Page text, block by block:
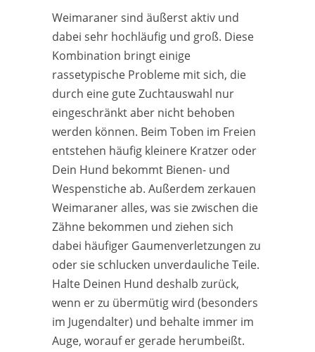
Weimaraner sind äußerst aktiv und
dabei sehr hochläufig und groß. Diese
Kombination bringt einige
rassetypische Probleme mit sich, die
durch eine gute Zuchtauswahl nur
eingeschränkt aber nicht behoben
werden können. Beim Toben im Freien
entstehen häufig kleinere Kratzer oder
Dein Hund bekommt Bienen- und
Wespenstiche ab. Außerdem zerkauen
Weimaraner alles, was sie zwischen die
Zähne bekommen und ziehen sich
dabei häufiger Gaumenverletzungen zu
oder sie schlucken unverdauliche Teile.
Halte Deinen Hund deshalb zurück,
wenn er zu übermütig wird (besonders
im Jugendalter) und behalte immer im
Auge, worauf er gerade herumbeißt.